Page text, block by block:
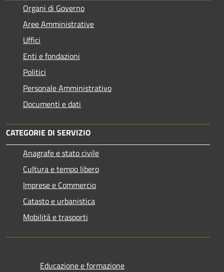
Organi di Governo
Aree Amministrative
Uffici
Enti e fondazioni
Politici
Personale Amministrativo
Documenti e dati
CATEGORIE DI SERVIZIO
Anagrafe e stato civile
Cultura e tempo libero
Imprese e Commercio
Catasto e urbanistica
Mobilità e trasporti
Educazione e formazione